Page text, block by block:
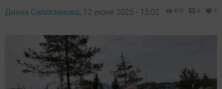
Диана Салихзанова, 12 июня 2025 - 15:02 670 0 0